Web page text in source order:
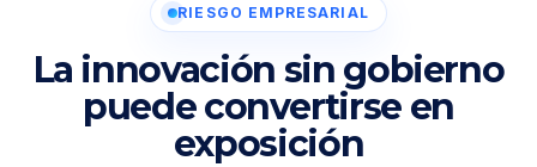
RIESGO EMPRESARIAL
La innovación sin gobierno
puede convertirse en
exposición